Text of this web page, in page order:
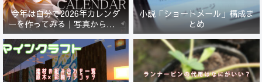
今年は自分で2026年カレンダ
ーを作ってみる｜写真から始ま
る小さなプロジェクト【一灯
花】
小説「ショートメール」構成ま
とめ